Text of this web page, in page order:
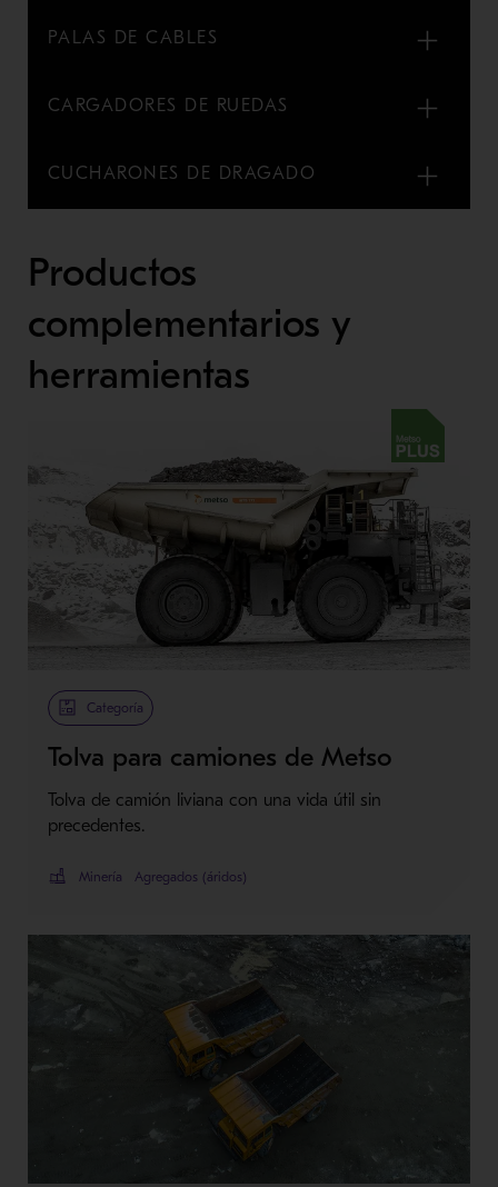
PALAS DE CABLES
CARGADORES DE RUEDAS
CUCHARONES DE DRAGADO
Productos
complementarios y
herramientas
Metso Plus
Categoría
Tolva para camiones de Metso
Tolva de camión liviana con una vida útil sin
precedentes.
Minería Agregados (áridos)